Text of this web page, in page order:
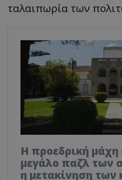
ταλαιπωρία των
Η προεδρική μάχη
μεγάλο παζλ των
η μετακίνηση των